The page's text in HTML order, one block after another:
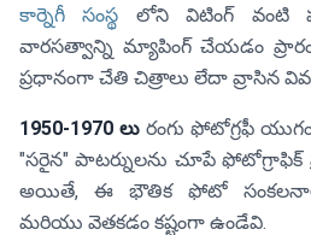
కార్నెగీ సంస్థ లోని విటింగ్ వంటి
వారసత్వాన్ని మ్యాపింగ్ చేయడం
ప్రధానంగా చేతి చిత్రాలు లేదా వ్రాసిన
1950-1970 లు రంగు ఫోటోగ్రఫీ
"సరైన" పాటర్నులను చూపే
అయితే, ఈ భౌతిక ఫోటో
మరియు వెతకడం కష్టంగా ఉండేవి.